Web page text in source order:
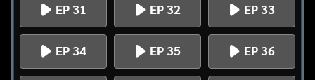
EP 31 EP 32 EP 33
EP 34 EP 35 EP 36